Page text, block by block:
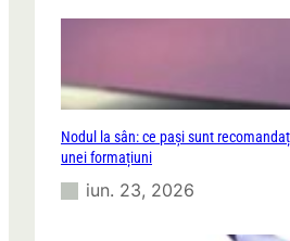
Nodul la sân: ce pași sunt
unei formațiuni
iun. 23, 2026